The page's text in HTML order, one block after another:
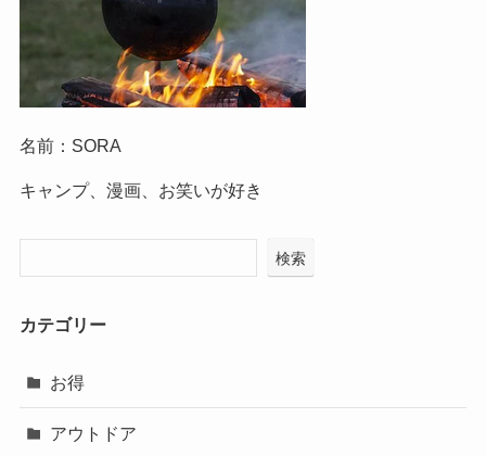
名前：SORA
キャンプ、漫画、お笑いが好き
検索
カテゴリー
お得
アウトドア